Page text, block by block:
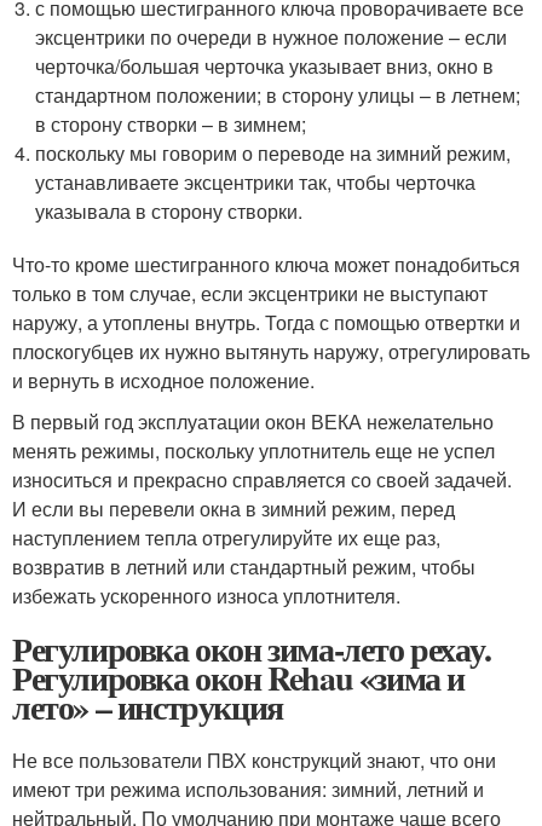
с помощью шестигранного ключа проворачиваете все
эксцентрики по очереди в нужное положение – если
черточка/большая черточка указывает вниз, окно в
стандартном положении; в сторону улицы – в летнем;
в сторону створки – в зимнем;
поскольку мы говорим о переводе на зимний режим,
устанавливаете эксцентрики так, чтобы черточка
указывала в сторону створки.
Что-то кроме шестигранного ключа может понадобиться
только в том случае, если эксцентрики не выступают
наружу, а утоплены внутрь. Тогда с помощью отвертки и
плоскогубцев их нужно вытянуть наружу, отрегулировать
и вернуть в исходное положение.
В первый год эксплуатации окон ВЕКА нежелательно
менять режимы, поскольку уплотнитель еще не успел
износиться и прекрасно справляется со своей задачей.
И если вы перевели окна в зимний режим, перед
наступлением тепла отрегулируйте их еще раз,
возвратив в летний или стандартный режим, чтобы
избежать ускоренного износа уплотнителя.
Регулировка окон зима-лето рехау.
Регулировка окон Rehau «зима и
лето» – инструкция
Не все пользователи ПВХ конструкций знают, что они
имеют три режима использования: зимний, летний и
нейтральный. По умолчанию при монтаже чаще всего